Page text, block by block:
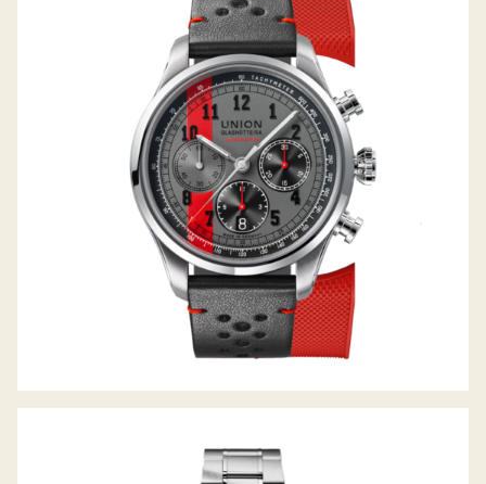
BELISAR CHRONOGRAPH SPEEDSTER
LIMITED EDITION 2024